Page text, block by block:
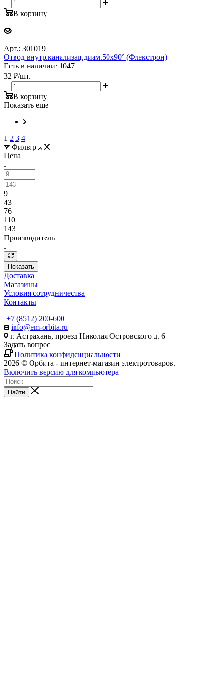
В корзину
Арт.: 301019
Отвод внутр.канализац.диам.50х90° (Флекстрон)
Есть в наличии: 1047
32 ₽/шт.
В корзину
Показать еще
1 2 3 4
Фильтр
Цена
9
43
76
110
143
Производитель
Показать
Доставка
Магазины
Условия сотрудничества
Контакты
+7 (8512) 200-600
info@em-orbita.ru
г. Астрахань, проезд Николая Островского д. 6
Задать вопрос
Политика конфиденциальности
2026 © Орбита - интернет-магазин электротоваров.
Включить версию для компьютера
Найти